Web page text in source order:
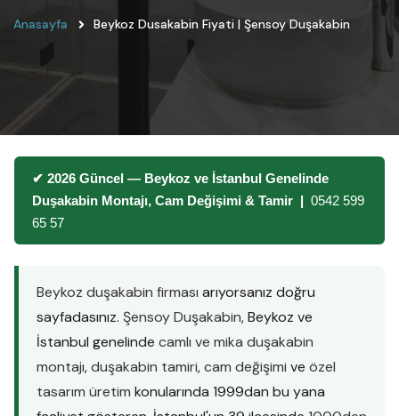
Anasayfa Beykoz Dusakabin Fiyati | Şensoy Duşakabin
✔ 2026 Güncel — Beykoz ve İstanbul Genelinde
Duşakabin Montajı, Cam Değişimi & Tamir | 0542 599
65 57
Beykoz duşakabin firması arıyorsanız doğru
sayfadasınız. Şensoy Duşakabin, Beykoz ve
İstanbul genelinde camlı ve mika duşakabin
montajı,duşakabin tamiri,cam değişimi ve özel
tasarım üretim konularında 1999dan bu yana